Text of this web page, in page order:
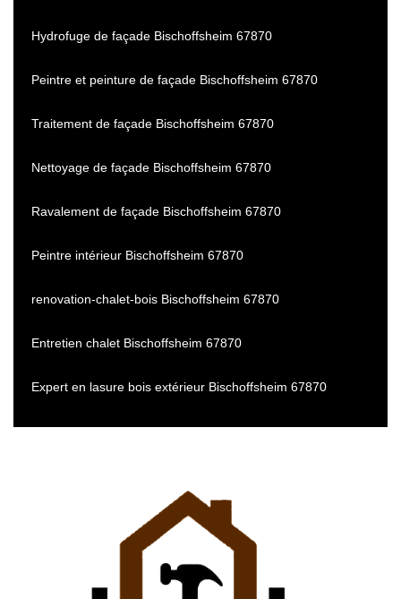
Hydrofuge de façade Bischoffsheim 67870
Peintre et peinture de façade Bischoffsheim 67870
Traitement de façade Bischoffsheim 67870
Nettoyage de façade Bischoffsheim 67870
Ravalement de façade Bischoffsheim 67870
Peintre intérieur Bischoffsheim 67870
renovation-chalet-bois Bischoffsheim 67870
Entretien chalet Bischoffsheim 67870
Expert en lasure bois extérieur Bischoffsheim 67870